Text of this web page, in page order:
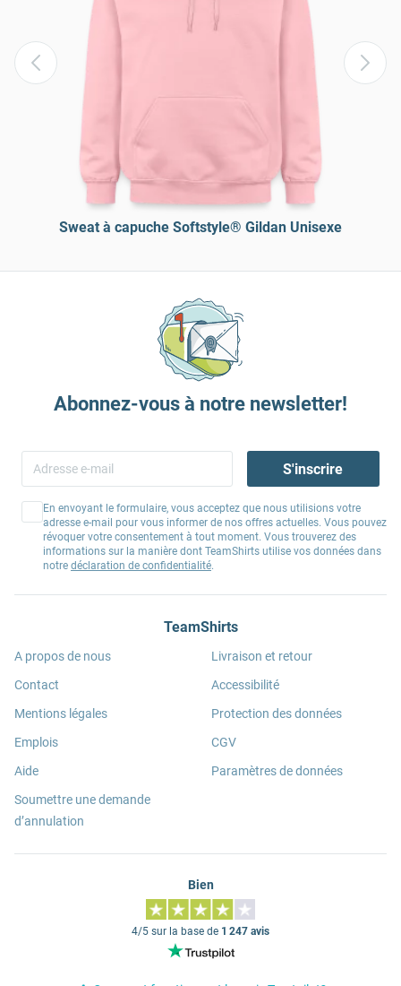
Sweat à capuche Softstyle® Gildan Unisexe
Abonnez-vous à notre newsletter!
S'inscrire
En envoyant le formulaire, vous acceptez que nous utilisions votre
adresse e-mail pour vous informer de nos offres actuelles. Vous pouvez
révoquer votre consentement à tout moment. Vous trouverez des
informations sur la manière dont TeamShirts utilise vos données dans
notre déclaration de confidentialité.
TeamShirts
A propos de nous
Contact
Mentions légales
Emplois
Aide
Soumettre une demande
d’annulation
Livraison et retour
Accessibilité
Protection des données
CGV
Paramètres de données
Bien
4/5 sur la base de 1 247 avis